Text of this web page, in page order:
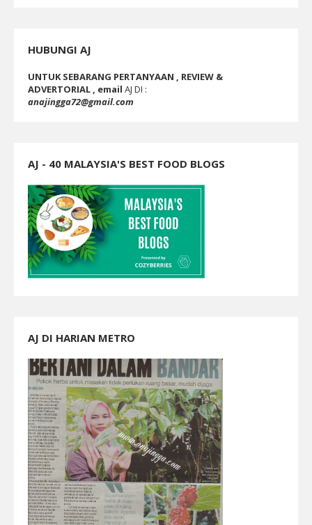
HUBUNGI AJ
UNTUK SEBARANG PERTANYAAN , REVIEW &
ADVERTORIAL , email AJ DI :
anajingga72@gmail.com
AJ - 40 MALAYSIA'S BEST FOOD BLOGS
AJ DI HARIAN METRO